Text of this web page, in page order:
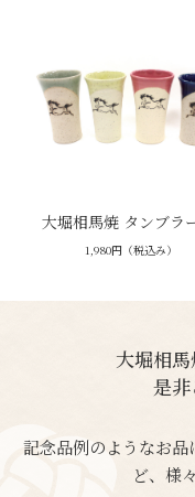
大堀相馬焼 タンブラ
1,980円（税込み）
大堀相
是非
記念品例のようなお
ど、様